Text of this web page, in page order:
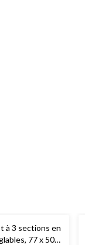
à 3 sections en
77 x 50